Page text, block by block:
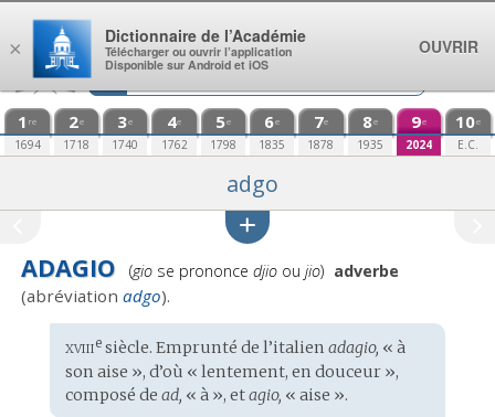
Aller au contenu
1 re
1694
2e
1718
3e
1740
4e
1762
5e
1798
6e
1835
7e
1878
8e
1935
9e
2024
10e
E.C.
adgo
ADAGIO
Prononciation
:
(giose prononce djioou jio) adverbe
(abréviation adgo).
Étymologie
:
xviiiesiècle. Emprunté de l’italien adagio, « à
son aise », d’où « lentement, en douceur »,
composé de ad, « à », etagio, « aise ».
×
Dictionnaire de l’Académie
Télécharger ou ouvrir l’application
Disponible sur Android et iOS
OUVRIR